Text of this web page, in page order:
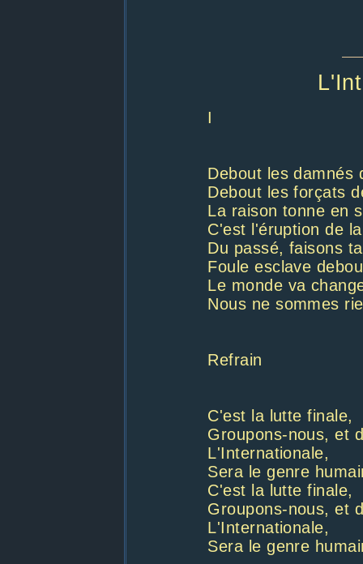
I
Debout les damnés
Debout les forçats
La raison tonne en
C'est l'éruption de
Du passé, faisons
Foule esclave
Le monde va
Nous ne sommes
Refrain
C'est la lutte finale,
Groupons-nous, et
L'Internationale,
Sera le genre
C'est la lutte finale,
Groupons-nous, et
L'Internationale,
Sera le genre